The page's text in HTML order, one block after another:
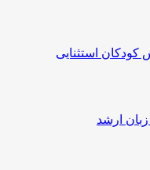
استثنایی
زبان ارشد